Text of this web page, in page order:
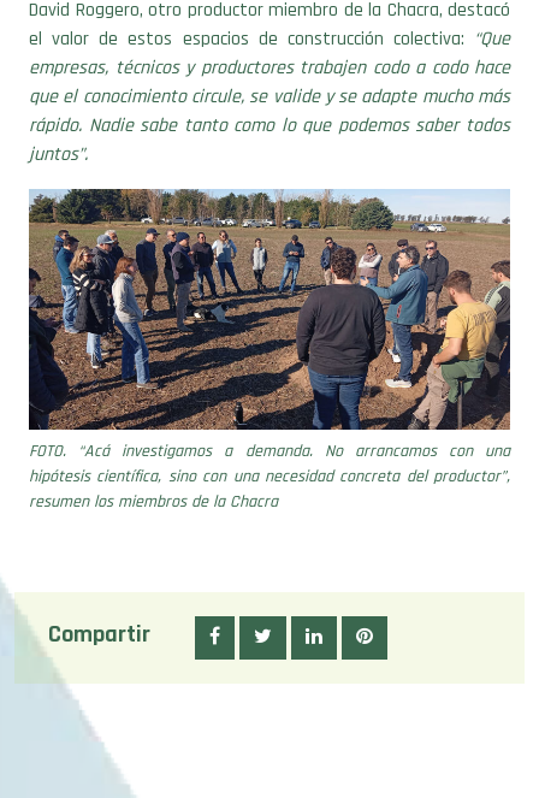
David Roggero, otro productor miembro de la Chacra, destacó
el valor de estos espacios de construcción colectiva: “Que
empresas, técnicos y productores trabajen codo a codo hace
que el conocimiento circule, se valide y se adapte mucho más
rápido. Nadie sabe tanto como lo que podemos saber todos
juntos”.
FOTO. “Acá investigamos a demanda. No arrancamos con una
hipótesis científica, sino con una necesidad concreta del productor”,
resumen los miembros de la Chacra
Compartir